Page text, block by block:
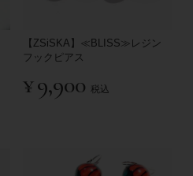
【ZSiSKA】≪BLISS≫レジン
フックピアス
¥9,900 税込